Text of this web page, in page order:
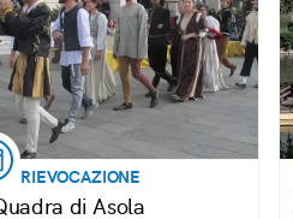
RIEVOCAZIONE
di Asola